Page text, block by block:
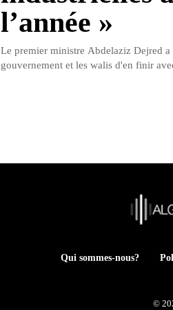
l’année »
Le premier ministre Abdelaziz Dejred a
gouvernement et les walis d'en finir
Qui sommes-nous?
©